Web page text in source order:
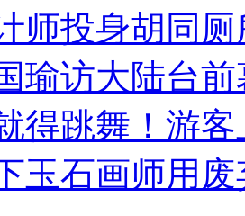
师投身胡同
瑜访大陆台
得跳舞！游客
玉石画师用